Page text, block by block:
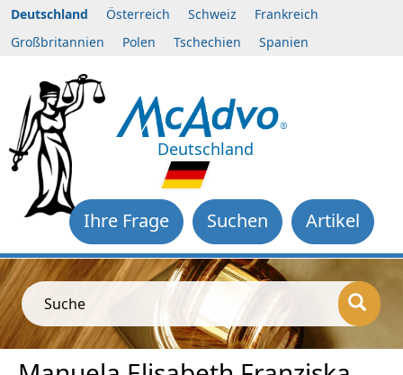
Deutschland Österreich Schweiz
Frankreich
Großbritannien
Polen Tschechien Spanien
Deutschland
Artikel
Suchen
Ihre Frage
Suche